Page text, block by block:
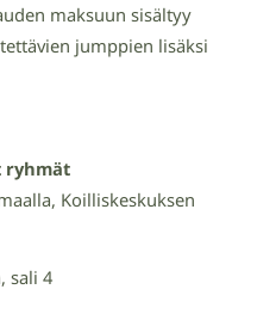
maksuun sisältyy
jumppien lisäksi
ryhmät
Koilliskeskuksen
sali 4